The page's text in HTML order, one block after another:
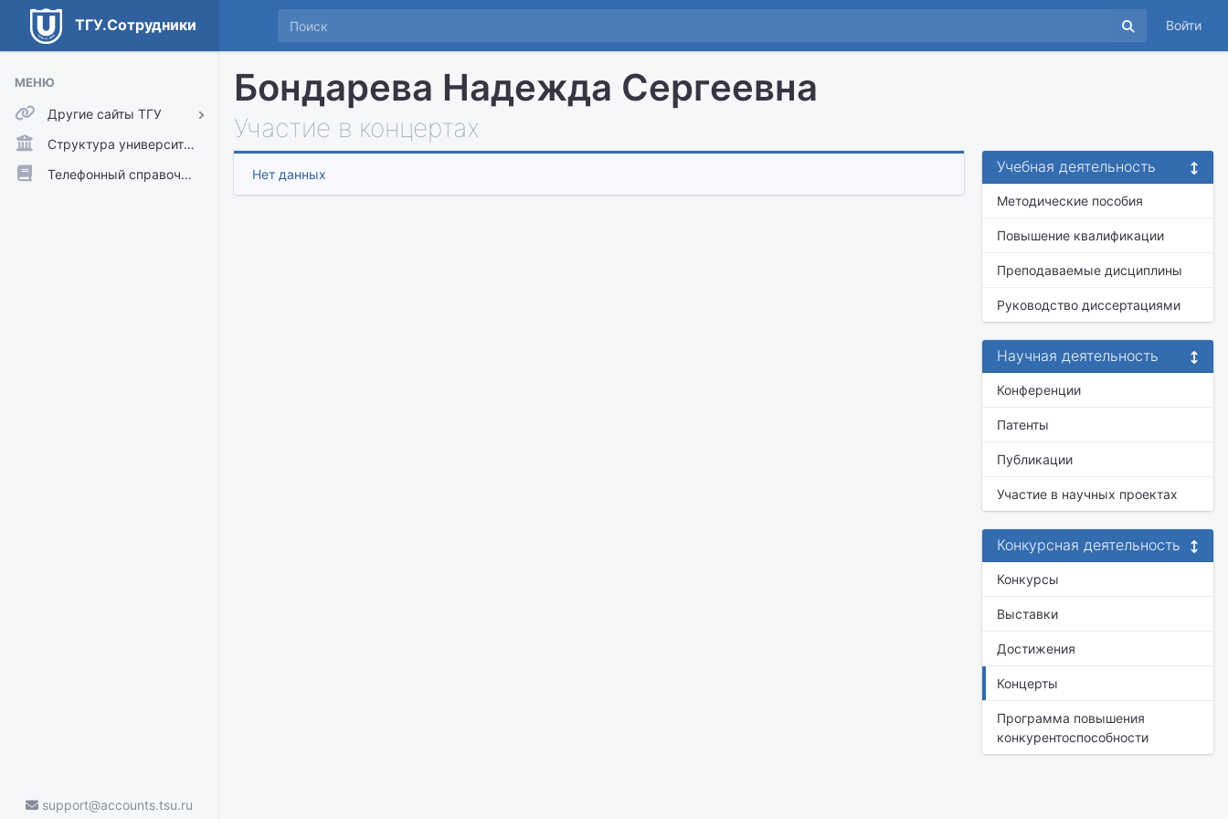
ТГУ.Сотрудники Войти
МЕНЮ
Другие сайты ТГУ
ТГУ.Аккаунты
ТГУ.Расписание
Структура университета
Телефонный справочник
support@accounts.tsu.ru
Бондарева Надежда Сергеевна
Участие в концертах
Нет данных Учебная деятельность
Методические пособия
Повышение квалификации
Преподаваемые дисциплины
Руководство диссертациями
Научная деятельность
Конференции
Патенты
Публикации
Участие в научных проектах
Конкурсная деятельность
Конкурсы
Выставки
Достижения
Концерты
Программа повышения
конкурентоспособности